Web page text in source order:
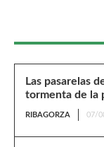
Las pasarelas
tormenta de la
RIBAGORZA 07/